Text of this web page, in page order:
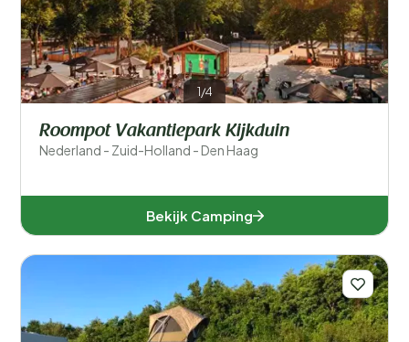
1/4
Roompot Vakantiepark Kijkduin
Nederland - Zuid-Holland - Den Haag
Bekijk Camping